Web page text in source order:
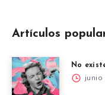
Artículos
No
junio